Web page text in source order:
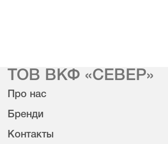
ТОВ ВКФ «СЕВЕР»
Про нас
Бренди
Контакты